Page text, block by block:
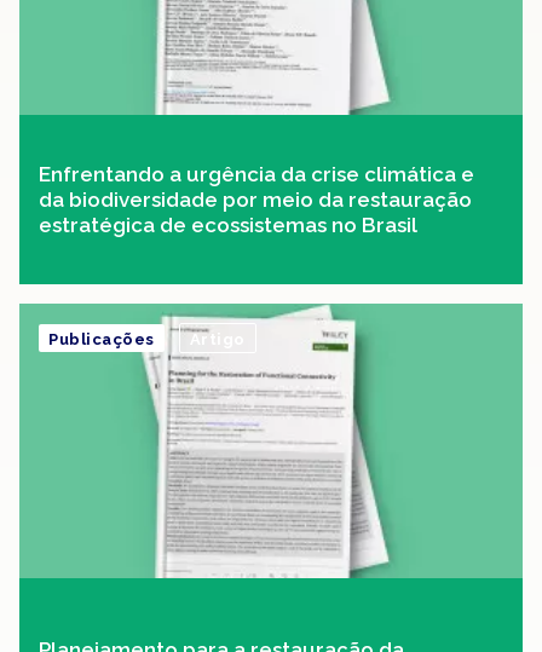
Enfrentando a urgência da crise climática e
da biodiversidade por meio da restauração
estratégica de ecossistemas no Brasil
Publicações